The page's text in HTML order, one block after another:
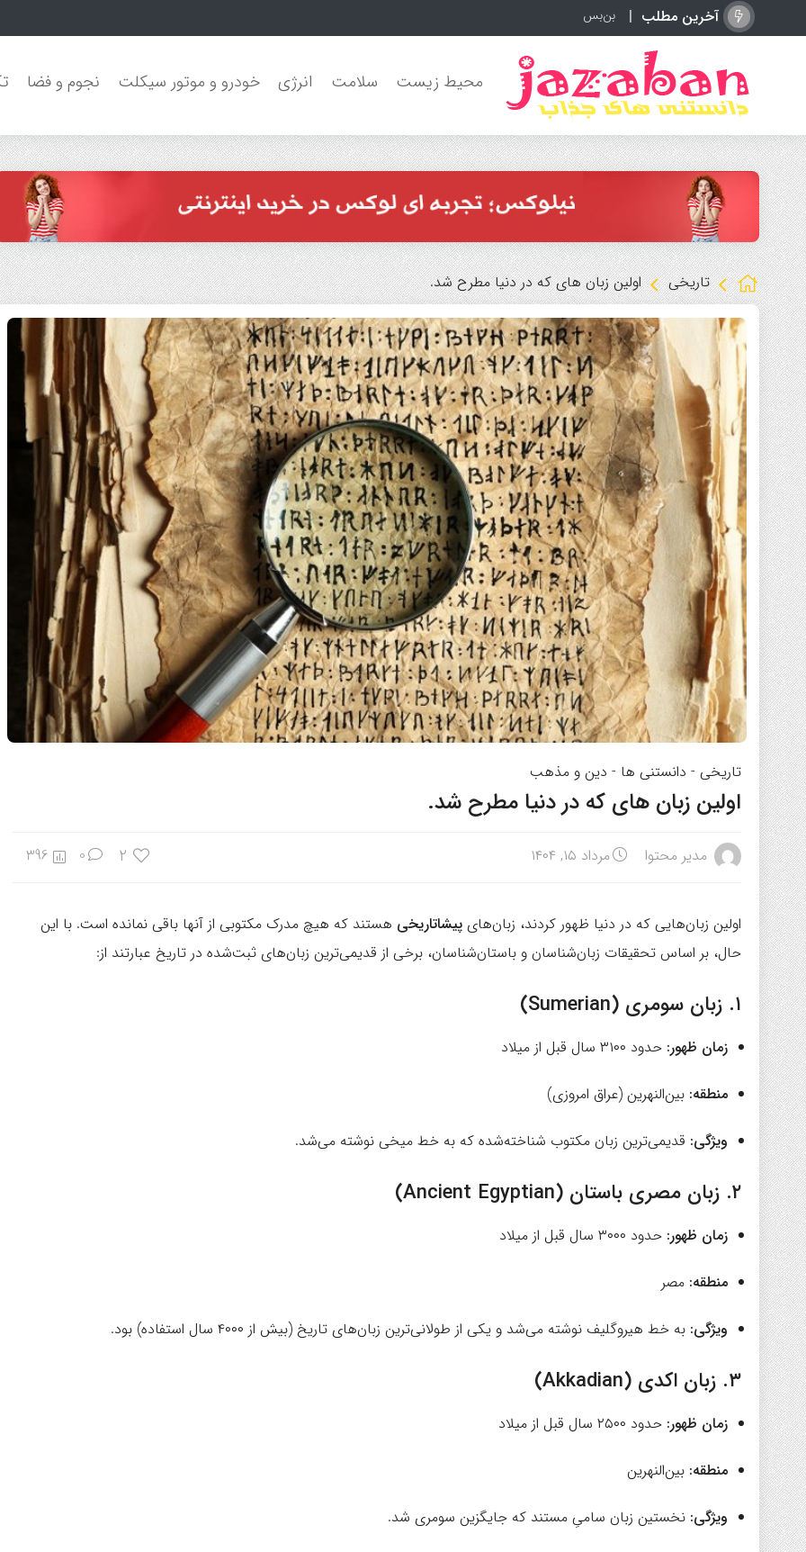
آخرین مطلب بن‌بست در انتقال رودری به رئال مادرید؛ بارسلون
محیط زیست سلامت انرژی خودرو و موتور سیکلت نجوم و فضا
تاریخی اولین زبان های که در دنیا مطرح شد.
تاریخی - دانستنی ها - دین و مذهب
اولین زبان های که در دنیا مطرح شد.
مدیر محتوا مرداد ۱۵, ۱۴۰۴ 2
0
396
اولین زبان‌هایی که در دنیا ظهور کردند، زبان‌های پیشاتاریخی هستند که هیچ مدرک مکتوبی از آنها باقی نمانده است. با این
حال، بر اساس تحقیقات زبان‌شناسان و باستان‌شناسان، برخی از قدیمی‌ترین زبان‌های ثبت‌شده در تاریخ عبارتند از:
۱. زبان سومری (Sumerian)
زمان ظهور: حدود ۳۱۰۰ سال قبل از میلاد
منطقه: بین‌النهرین (عراق امروزی)
ویژگی: قدیمی‌ترین زبان مکتوب شناخته‌شده که به خط میخی نوشته می‌شد.
۲. زبان مصری باستان (Ancient Egyptian)
زمان ظهور: حدود ۳۰۰۰ سال قبل از میلاد
منطقه: مصر
ویژگی: به خط هیروگلیف نوشته می‌شد و یکی از طولانی‌ترین زبان‌های تاریخ (بیش از ۴۰۰۰ سال استفاده) بود.
۳. زبان اکدی (Akkadian)
زمان ظهور: حدود ۲۵۰۰ سال قبل از میلاد
منطقه: بین‌النهرین
ویژگی: نخستین زبان سامیِ مستند که جایگزین سومری شد.